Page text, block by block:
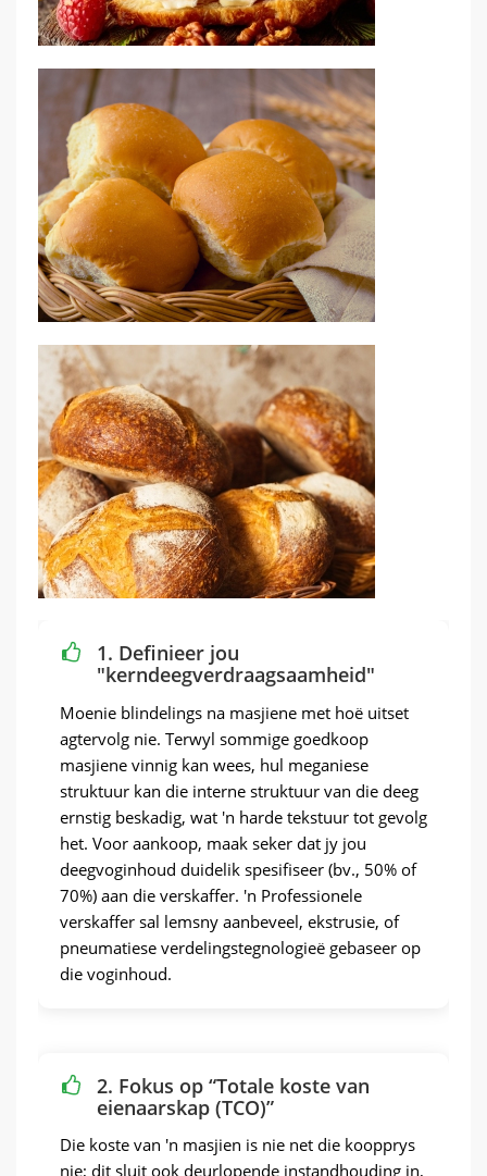
1. Definieer jou
"kerndeegverdraagsaamheid"
Moenie blindelings na masjiene met hoë uitset
agtervolg nie. Terwyl sommige goedkoop
masjiene vinnig kan wees, hul meganiese
struktuur kan die interne struktuur van die deeg
ernstig beskadig, wat 'n harde tekstuur tot gevolg
het. Voor aankoop, maak seker dat jy jou
deegvoginhoud duidelik spesifiseer (bv., 50% of
70%) aan die verskaffer. 'n Professionele
verskaffer sal lemsny aanbeveel, ekstrusie, of
pneumatiese verdelingstegnologieë gebaseer op
die voginhoud.
2. Fokus op “Totale koste van
eienaarskap (TCO)”
Die koste van 'n masjien is nie net die koopprys
nie; dit sluit ook deurlopende instandhouding in,